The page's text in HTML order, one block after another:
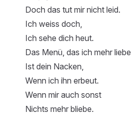
Doch das tut mir nicht leid.
Ich weiss doch,
Ich sehe dich heut.
Das Menü, das ich mehr liebe,
Ist dein Nacken,
Wenn ich ihn erbeut.
Wenn mir auch sonst
Nichts mehr bliebe.